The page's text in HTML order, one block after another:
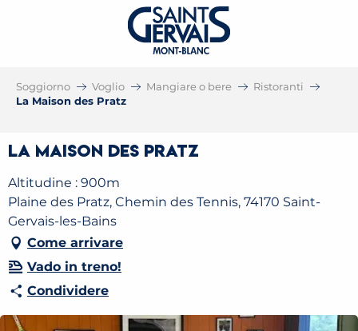
Soggiorno Voglio Mangiare o bere
Ristoranti
La Maison des Pratz
La Maison des Pratz
Altitudine : 900m
Plaine des Pratz, Chemin des Tennis, 74170 Saint-
Gervais-les-Bains
Come arrivare
Vado in treno!
Condividere